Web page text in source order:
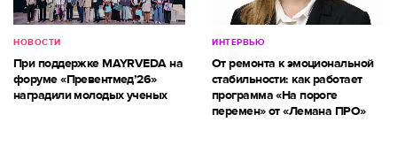
НОВОСТИ
При поддержке MAYRVEDA на
форуме «Превентмед’26»
наградили молодых ученых
ИНТЕРВЬЮ
От ремонта к эмоциональной
стабильности: как работает
программа «На пороге
перемен» от «Лемана ПРО»